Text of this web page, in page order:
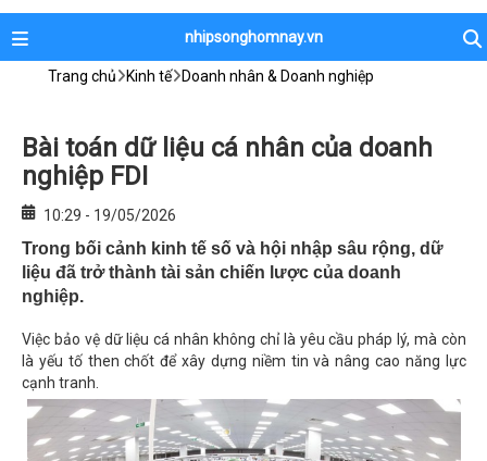
nhipsonghomnay.vn
Trang chủ Kinh tế Doanh nhân & Doanh nghiệp
Bài toán dữ liệu cá nhân của doanh
nghiệp FDI
10:29 - 19/05/2026
Trong bối cảnh kinh tế số và hội nhập sâu rộng, dữ
liệu đã trở thành tài sản chiến lược của doanh
nghiệp.
Việc bảo vệ dữ liệu cá nhân không chỉ là yêu cầu pháp lý, mà còn
là yếu tố then chốt để xây dựng niềm tin và nâng cao năng lực
cạnh tranh.